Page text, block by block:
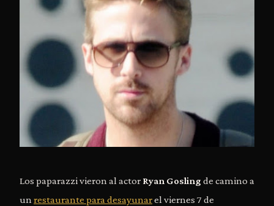
Los paparazzi vieron al actor Ryan Gosling de camino a
un restaurante para desayunarel viernes 7 de